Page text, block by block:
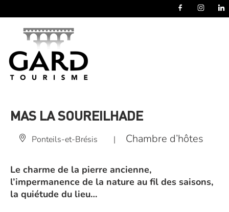
MAS LA SOUREILHADE
Ponteils-et-Brésis | Chambre d’hôtes
Le charme de la pierre ancienne,
l’impermanence de la nature au fil des saisons,
la quiétude du lieu…